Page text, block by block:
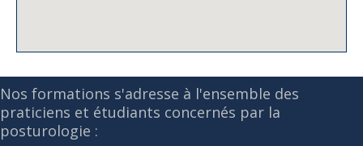
Nos formations s'adresse à l'ensemble des
praticiens et étudiants concernés par la
posturologie :